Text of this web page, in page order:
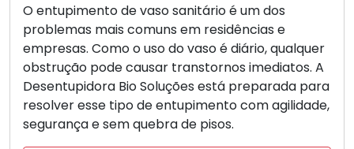
O entupimento de vaso sanitário é um dos
problemas mais comuns em residências e
empresas. Como o uso do vaso é diário, qualquer
obstrução pode causar transtornos imediatos. A
Desentupidora Bio Soluções está preparada para
resolver esse tipo de entupimento com agilidade,
segurança e sem quebra de pisos.